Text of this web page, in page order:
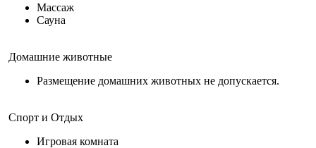
Массаж
Сауна
Домашние животные
Размещение домашних животных не допускается.
Спорт и Отдых
Игровая комната